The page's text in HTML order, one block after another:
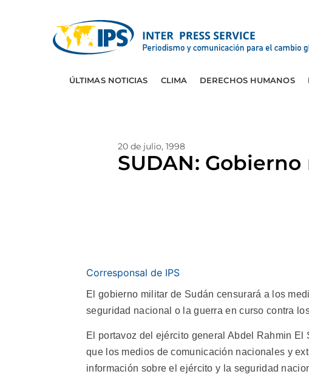
ÚLTIMAS NOTICIAS CLIMA DERECHOS HUMANOS
20 de julio, 1998
SUDAN:
Corresponsal de IPS
El gobierno militar de Sudán censurará a los
seguridad nacional o la guerra en curso contra
El portavoz del ejército general Abdel Rahmin
que los medios de comunicación nacionales y
información sobre el ejército y la seguridad